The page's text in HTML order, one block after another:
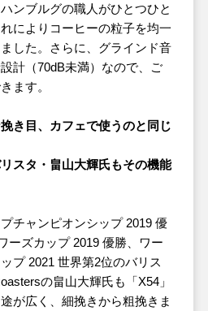
ンブルグの職人がひとつひと
によりコーヒーの粒子を均一
した。さらに、グラインド音
計（70dB未満）なので、ご
ます。
き目、カフェで使うのと同じ
スタ・畠山大輝氏もその機能
チャンピオンシップ 2019 優
ーズカップ 2019 優勝、ワー
プ 2021 世界第2位のバリス
の畠山大輝氏も「X54」
が広く、細挽きから粗挽きま